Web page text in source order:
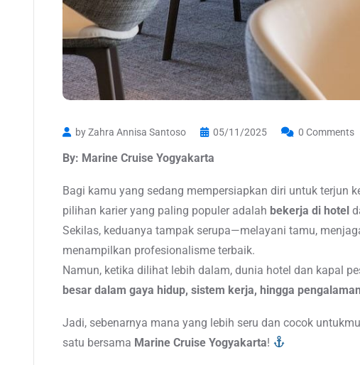
by Zahra Annisa Santoso 05/11/2025 0 Comments
By: Marine Cruise Yogyakarta
Bagi kamu yang sedang mempersiapkan diri untuk terjun
pilihan karier yang paling populer adalah bekerja di hotel
Sekilas, keduanya tampak serupa—melayani tamu,
menampilkan profesionalisme terbaik.
Namun, ketika dilihat lebih dalam, dunia hotel dan kapal
besar dalam gaya hidup, sistem kerja, hingga
Jadi, sebenarnya mana yang lebih seru dan cocok
satu bersama Marine Cruise Yogyakarta!